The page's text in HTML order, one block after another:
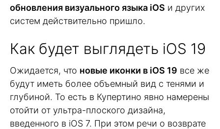
обновления визуального языка iOS и других
систем действительно пришло.
Как будет выглядеть iOS 19
Ожидается, что новые иконки в iOS 19 все же
будут иметь более объемный вид с тенями и
глубиной. То есть в Купертино явно намерены
отойти от ультра-плоского дизайна,
введенного в iOS 7. При этом речи о возврате